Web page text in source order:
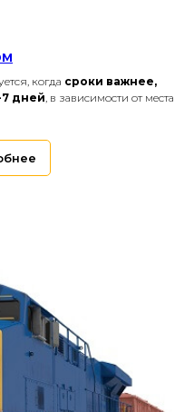
когда сроки важнее,
7 дней, в зависимости от места